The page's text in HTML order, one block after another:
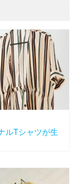
ルTシャツが生